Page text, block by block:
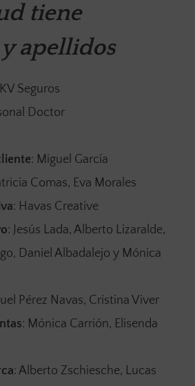
tiene
apellidos
Seguros
Doctor
: Miguel García
Comas, Eva Morales
: Havas Creative
: Jesús Lada, Alberto Lizaralde,
Daniel Albadalejo y Mónica
Pérez Navas, Cristina Viver
: Mónica Carrión, Elisenda
: Alberto Zschiesche, Lucas